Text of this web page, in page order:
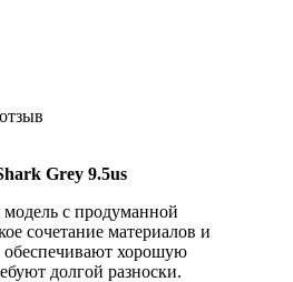
Grey 9.5us
модель с продуманной
сочетание материалов и
хорошую
долгой разноски.